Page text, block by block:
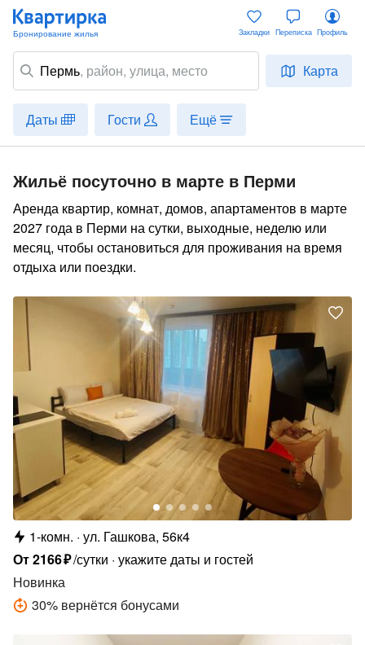
Пермь, район, улица, место Карта
Закладки Переписка Профиль
Даты Гости Ещё
Жильё посуточно в марте в Перми
Аренда квартир, комнат, домов, апартаментов в марте
2027 года в Перми на сутки, выходные, неделю или
месяц, чтобы остановиться для проживания на время
отдыха или поездки.
1-комн. ул. Гашкова, 56к4
От2166₽/сутки укажите даты и гостей
Новинка
30% вернётся бонусами